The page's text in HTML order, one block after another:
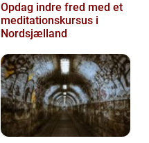
Opdag indre fred med et
meditationskursus i
Nordsjælland